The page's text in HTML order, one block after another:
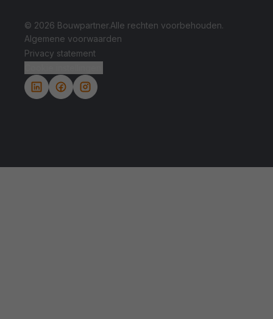
© 2026 Bouwpartner.Alle rechten voorbehouden.
Algemene voorwaarden
Privacy statement